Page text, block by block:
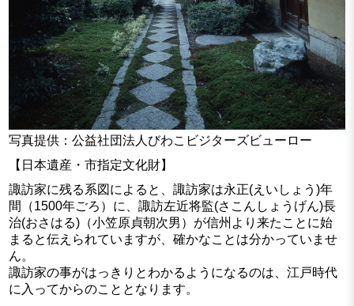
写真提供：公益社団法人びわこビジターズビューロー
【日本遺産・市指定文化財】
諏訪家に残る系図によると、諏訪家は永正(えいしょう)年
間（1500年ごろ）に、諏訪左近将監(さこんしょうげん)長
治(おさはる)（小笠原貞朝次男）が信州より来たことに始
まると伝えられていますが、確かなことは分かっていませ
ん。
諏訪家の事がはっきりとわかるようになるのは、江戸時代
に入ってからのこととなります。